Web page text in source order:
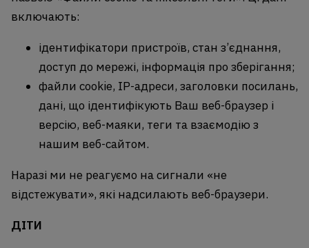
включають:
ідентифікатори пристроїв, стан з’єднання,
доступ до мережі, інформація про зберігання;
файли cookie, IP-адреси, заголовки посилань,
дані, що ідентифікують Ваш веб-браузер і
версію, веб-маяки, теги та взаємодію з
нашим веб-сайтом.
Наразі ми не реагуємо на сигнали «не
відстежувати», які надсилають веб-браузери.
ДІТИ